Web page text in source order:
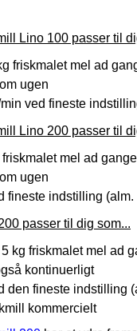
Lino 100 passer til
friskmalet mel ad
ugen
ved fineste
Lino 200 passer til
mel ad
ugen
fineste indstilling (alm.
passer til dig som...
kg friskmalet mel ad
kontinuerligt
den fineste indstilling
kommercielt